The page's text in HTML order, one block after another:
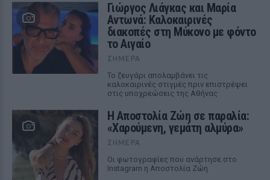
Γιώργος Λιάγκας και Μαρία
Αντωνά: Καλοκαιρινές
διακοπές στη Μύκονο με φόντο
το Αιγαίο
ΣΉΜΕΡΑ
Το ζευγάρι απολαμβάνει τις
καλοκαιρινές στιγμές πριν επιστρέψει
στις υποχρεώσεις της Αθήνας
Η Αποστολία Ζώη σε παραλία:
«Χαρούμενη, γεμάτη αλμύρα»
ΣΉΜΕΡΑ
Οι φωτογραφίες που ανάρτησε στο
Instagram η Αποστολία Ζώη